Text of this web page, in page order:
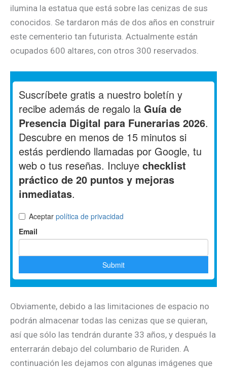
ilumina la estatua que está sobre las cenizas de sus
conocidos. Se tardaron más de dos años en construir
este cementerio tan futurista. Actualmente están
ocupados 600 altares, con otros 300 reservados.
Obviamente, debido a las limitaciones de espacio no
podrán almacenar todas las cenizas que se quieran,
así que sólo las tendrán durante 33 años, y después la
enterrarán debajo del columbario de Ruriden. A
continuación les dejamos con algunas imágenes que